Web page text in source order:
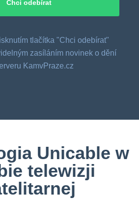
tlačítka "Chci odebírat"
zasíláním novinek o dění
KamvPraze.cz
Unicable w
telewizji